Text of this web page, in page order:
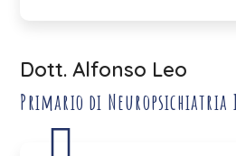
Dott. Alfonso Leo
Primario di